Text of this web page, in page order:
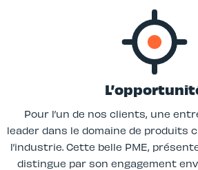
Pour l’un de nos clients, une
leader dans le domaine de produits
l’industrie. Cette belle PME,
distingue par son engagement